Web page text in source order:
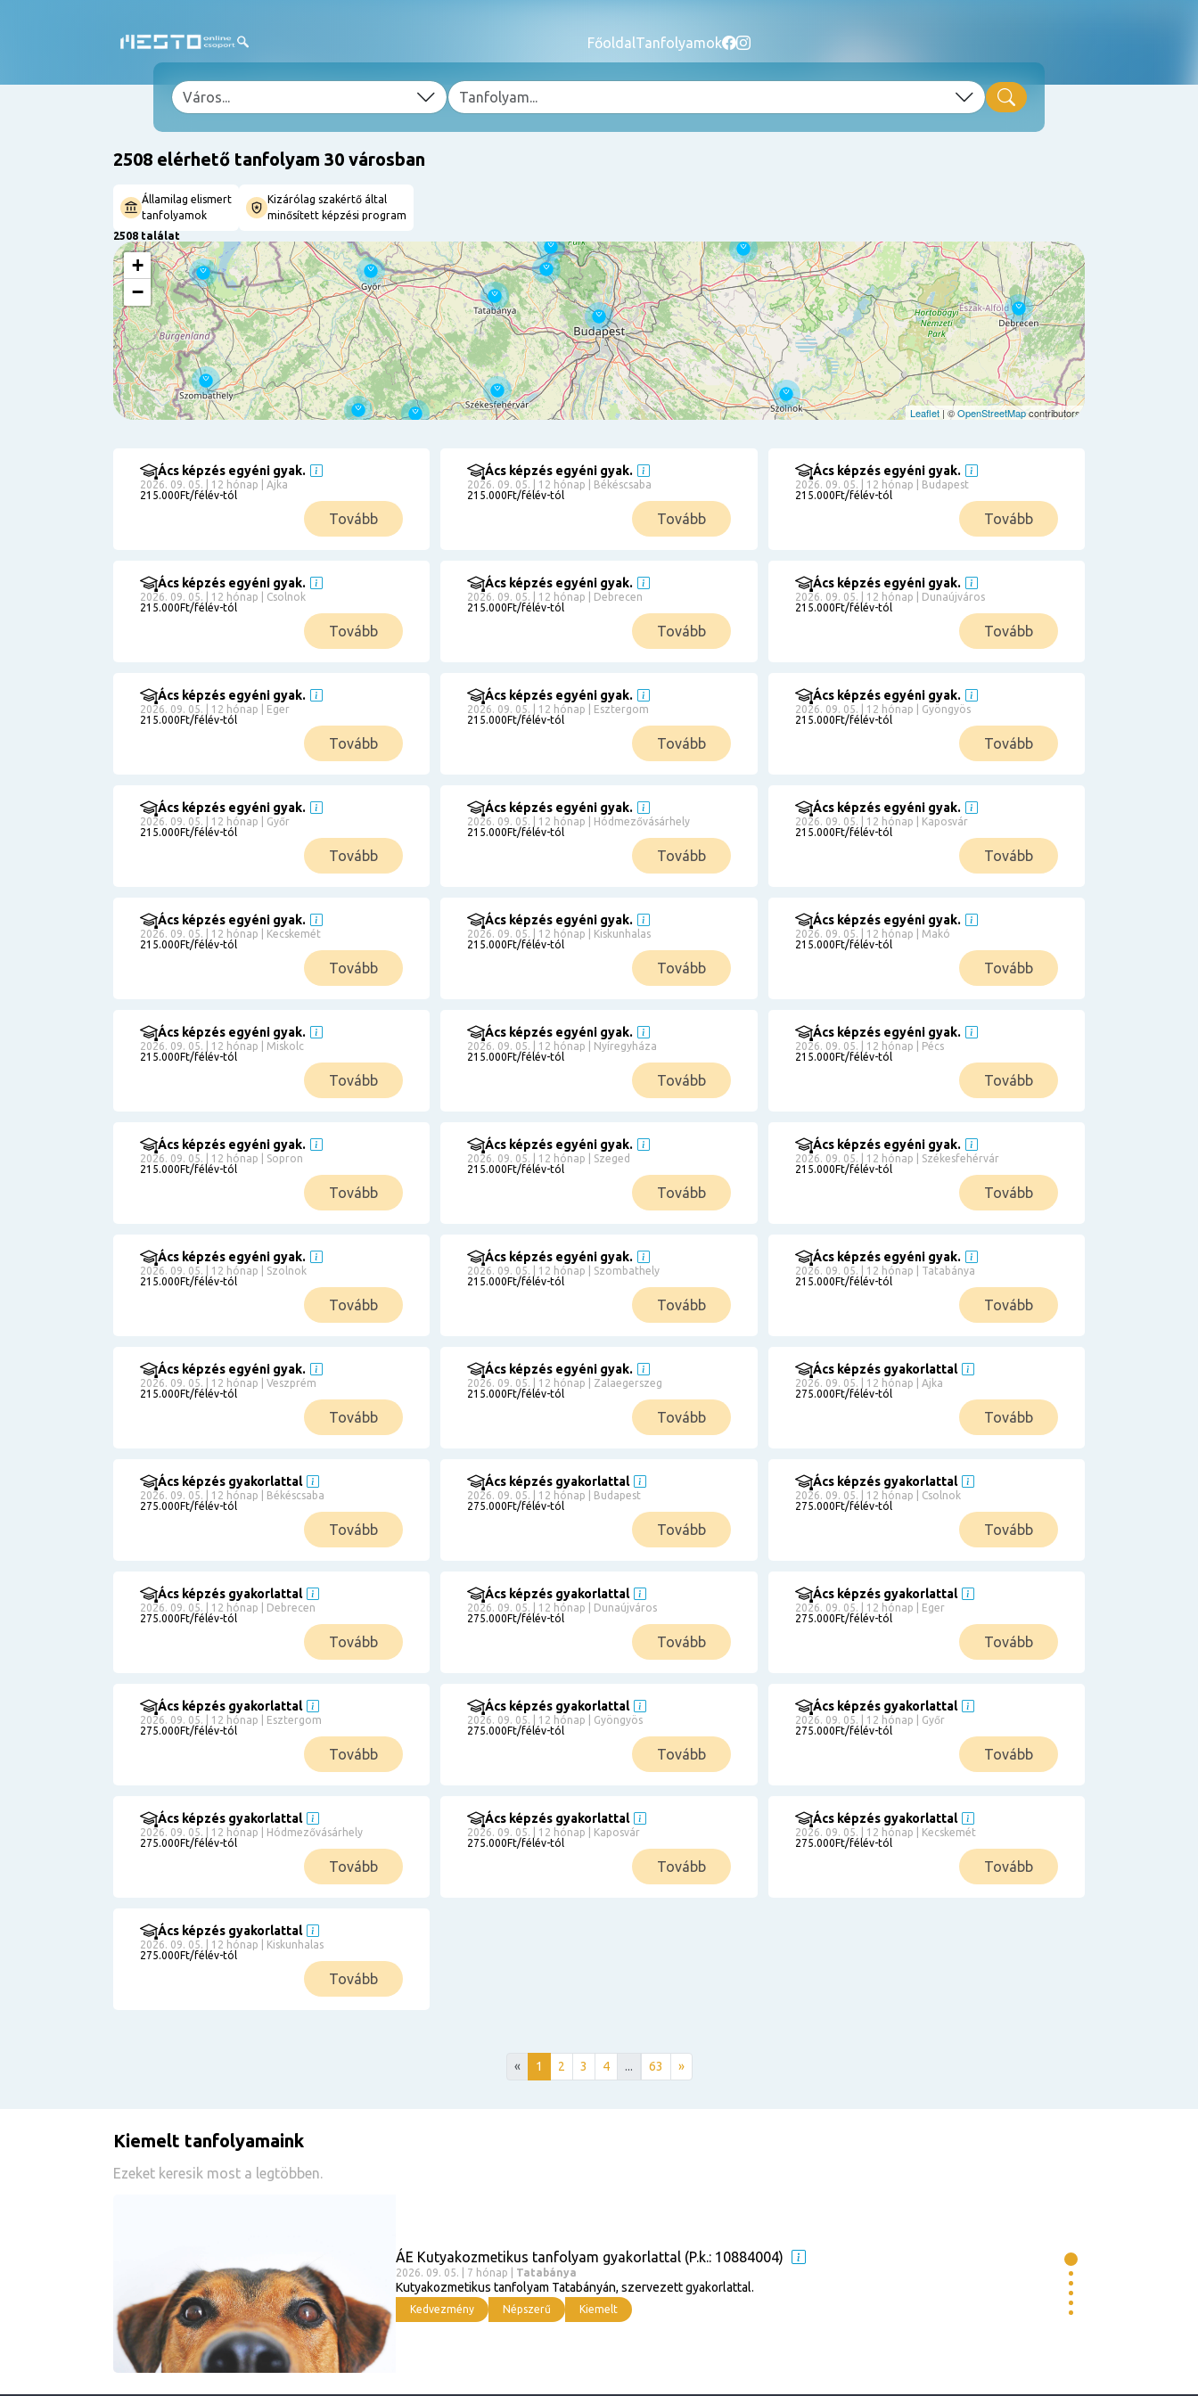
Főoldal Tanfolyamok
2508 elérhető tanfolyam 30 városban
Államilag elismert
tanfolyamok
Kizárólag szakértő által
minősített képzési program
2508 találat
+
−
Leaflet | ©OpenStreetMapcontributors
Szűrés
Érettségi
Részletfizetéssel
Ács képzés egyéni gyak.
2026. 09. 05. | 12 hónap | Ajka
215.000Ft/félév-tól
Tovább
Ács képzés egyéni gyak.
2026. 09. 05. | 12 hónap | Békéscsaba
215.000Ft/félév-tól
Tovább
Ács képzés egyéni gyak.
2026. 09. 05. | 12 hónap | Budapest
215.000Ft/félév-tól
Tovább
Ács képzés egyéni gyak.
2026. 09. 05. | 12 hónap | Csolnok
215.000Ft/félév-tól
Tovább
Ács képzés egyéni gyak.
2026. 09. 05. | 12 hónap | Debrecen
215.000Ft/félév-tól
Tovább
Ács képzés egyéni gyak.
2026. 09. 05. | 12 hónap | Dunaújváros
215.000Ft/félév-tól
Tovább
Ács képzés egyéni gyak.
2026. 09. 05. | 12 hónap | Eger
215.000Ft/félév-tól
Tovább
Ács képzés egyéni gyak.
2026. 09. 05. | 12 hónap | Esztergom
215.000Ft/félév-tól
Tovább
Ács képzés egyéni gyak.
2026. 09. 05. | 12 hónap | Gyöngyös
215.000Ft/félév-tól
Tovább
Ács képzés egyéni gyak.
2026. 09. 05. | 12 hónap | Győr
215.000Ft/félév-tól
Tovább
Ács képzés egyéni gyak.
2026. 09. 05. | 12 hónap | Hódmezővásárhely
215.000Ft/félév-tól
Tovább
Ács képzés egyéni gyak.
2026. 09. 05. | 12 hónap | Kaposvár
215.000Ft/félév-tól
Tovább
Ács képzés egyéni gyak.
2026. 09. 05. | 12 hónap | Kecskemét
215.000Ft/félév-tól
Tovább
Ács képzés egyéni gyak.
2026. 09. 05. | 12 hónap | Kiskunhalas
215.000Ft/félév-tól
Tovább
Ács képzés egyéni gyak.
2026. 09. 05. | 12 hónap | Makó
215.000Ft/félév-tól
Tovább
Ács képzés egyéni gyak.
2026. 09. 05. | 12 hónap | Miskolc
215.000Ft/félév-tól
Tovább
Ács képzés egyéni gyak.
2026. 09. 05. | 12 hónap | Nyíregyháza
215.000Ft/félév-tól
Tovább
Ács képzés egyéni gyak.
2026. 09. 05. | 12 hónap | Pécs
215.000Ft/félév-tól
Tovább
Ács képzés egyéni gyak.
2026. 09. 05. | 12 hónap | Sopron
215.000Ft/félév-tól
Tovább
Ács képzés egyéni gyak.
2026. 09. 05. | 12 hónap | Szeged
215.000Ft/félév-tól
Tovább
Ács képzés egyéni gyak.
2026. 09. 05. | 12 hónap | Székesfehérvár
215.000Ft/félév-tól
Tovább
Ács képzés egyéni gyak.
2026. 09. 05. | 12 hónap | Szolnok
215.000Ft/félév-tól
Tovább
Ács képzés egyéni gyak.
2026. 09. 05. | 12 hónap | Szombathely
215.000Ft/félév-tól
Tovább
Ács képzés egyéni gyak.
2026. 09. 05. | 12 hónap | Tatabánya
215.000Ft/félév-tól
Tovább
Ács képzés egyéni gyak.
2026. 09. 05. | 12 hónap | Veszprém
215.000Ft/félév-tól
Tovább
Ács képzés egyéni gyak.
2026. 09. 05. | 12 hónap | Zalaegerszeg
215.000Ft/félév-tól
Tovább
Ács képzés gyakorlattal
2026. 09. 05. | 12 hónap | Ajka
275.000Ft/félév-tól
Tovább
Ács képzés gyakorlattal
2026. 09. 05. | 12 hónap | Békéscsaba
275.000Ft/félév-tól
Tovább
Ács képzés gyakorlattal
2026. 09. 05. | 12 hónap | Budapest
275.000Ft/félév-tól
Tovább
Ács képzés gyakorlattal
2026. 09. 05. | 12 hónap | Csolnok
275.000Ft/félév-tól
Tovább
Ács képzés gyakorlattal
2026. 09. 05. | 12 hónap | Debrecen
275.000Ft/félév-tól
Tovább
Ács képzés gyakorlattal
2026. 09. 05. | 12 hónap | Dunaújváros
275.000Ft/félév-tól
Tovább
Ács képzés gyakorlattal
2026. 09. 05. | 12 hónap | Eger
275.000Ft/félév-tól
Tovább
Ács képzés gyakorlattal
2026. 09. 05. | 12 hónap | Esztergom
275.000Ft/félév-tól
Tovább
Ács képzés gyakorlattal
2026. 09. 05. | 12 hónap | Gyöngyös
275.000Ft/félév-tól
Tovább
Ács képzés gyakorlattal
2026. 09. 05. | 12 hónap | Győr
275.000Ft/félév-tól
Tovább
Ács képzés gyakorlattal
2026. 09. 05. | 12 hónap | Hódmezővásárhely
275.000Ft/félév-tól
Tovább
Ács képzés gyakorlattal
2026. 09. 05. | 12 hónap | Kaposvár
275.000Ft/félév-tól
Tovább
Ács képzés gyakorlattal
2026. 09. 05. | 12 hónap | Kecskemét
275.000Ft/félév-tól
Tovább
Ács képzés gyakorlattal
2026. 09. 05. | 12 hónap | Kiskunhalas
275.000Ft/félév-tól
Tovább
« 1 2 3 4 ... 63 »
Kiemelt tanfolyamaink
Ezeket keresik most a legtöbben.
ÁE Kutyakozmetikus tanfolyam gyakorlattal (P.k.: 10884004)
2026. 09. 05. | 7 hónap | Tatabánya
Kutyakozmetikus tanfolyam Tatabányán, szervezett gyakorlattal.
Kedvezmény Népszerű Kiemelt